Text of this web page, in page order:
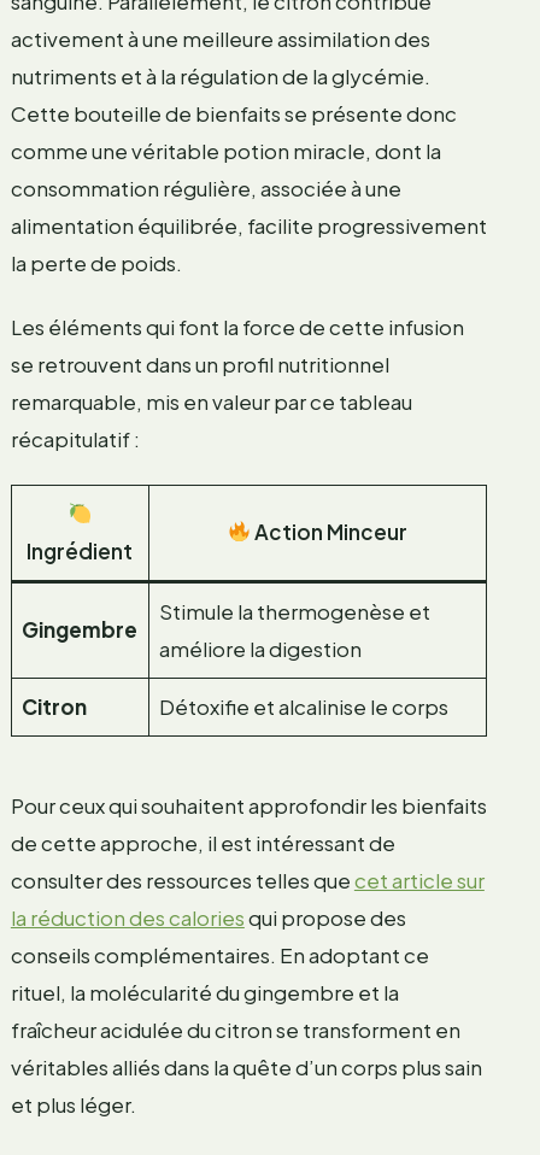
activement à une meilleure assimilation des
nutriments et à la régulation de la glycémie.
Cette bouteille de bienfaits se présente donc
comme une véritable potion miracle, dont la
consommation régulière, associée à une
alimentation équilibrée, facilite progressivement
la perte de poids.
Les éléments qui font la force de cette infusion
se retrouvent dans un profil nutritionnel
remarquable, mis en valeur par ce tableau
récapitulatif :
Ingrédient
Action Minceur
Gingembre
Stimule la thermogenèse et
améliore la digestion
Citron Détoxifie et alcalinise le corps
Pour ceux qui souhaitent approfondir les bienfaits
de cette approche, il est intéressant de
consulter des ressources telles quecet article sur
la réduction des caloriesqui propose des
conseils complémentaires. En adoptant ce
rituel, la molécularité du gingembre et la
fraîcheur acidulée du citron se transforment en
véritables alliés dans la quête d’un corps plus sain
et plus léger.